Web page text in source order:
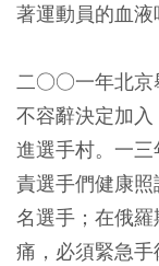
著運動員的血液
二○○一年北京
不容辭決定加
進選手村。一
責選手們健康
名選手；在俄
痛，必須緊急手